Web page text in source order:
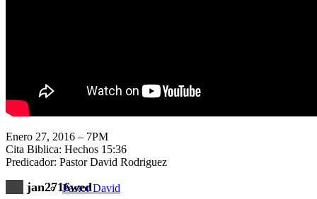
Pastor David
Enero 27, 2016 – 7PM
Cita Biblica: Hechos 15:36
Predicador: Pastor David Rodriguez
jan2716wed